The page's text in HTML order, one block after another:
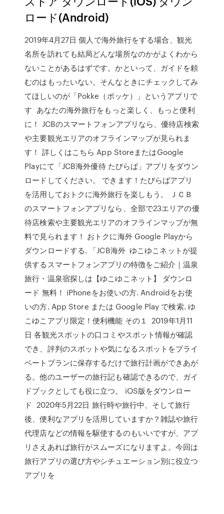
ロード(Android)
2019年4月27日 個人で海外旅行をする場合、観光
名所を訪れても結局どんな場所なのかがよくわから
ないことがあるはずです。かといって、ガイドを頼
むのはもったいない。そんなときにチェックしてみ
てほしいのが「Pokke（ポッケ）」というアプリで
す あなたの海外旅行をもっと楽しく、もっと便利
に！ JCBのスマートフォンアプリなら、優待店検索
や主要観光エリアのオフラインマップが見られま
す！ 詳しくはこちら App StoreまたはGoogle
Playにて「JCB海外優待 たびらば」アプリをダウン
ロードしてください。 できます！たびらばアプリ
を活用しておトクに海外旅行を楽しもう。 ＪＣＢ
のスマートフォンアプリなら、全部で23エリアの優
待店検索や主要観光エリアのオフラインマップが無
料で見られます！ おトクに海外 Google Playから
ダウンロードする. 「JCB海外 ゆこゆこネットが提
供するスマートフォンアプリの特徴をご紹介｜温泉
旅行・温泉宿探しは【ゆこゆこネット】 ダウンロ
ード 無料！ iPhoneをお使いの方. Androidをお使
いの方. App Store または Google Play で検索. ゆ
こゆこアプリ限定！便利機能 その１ 2019年1月11
日 各観光スポットの口コミやスポット情報が確認
でき、評判のスポットや気になるスポットをプライ
ベートプランに保存するだけで旅行計画ができあが
る。他のユーザーの旅行記も確認できるので、ガイ
ドブックとしても役に立つ。 iOS版をダウンロー
ド 2020年5月22日 旅行時や旅行中、そして旅行
後、便利なアプリを活用していますか？雑誌や旅行
代理店などの情報を駆使するのもいいですが、アプ
リさえあれば旅行がスムーズになりますよ。今回は
旅行アプリの選び方やシチュエーション別に役立つ
アプリを